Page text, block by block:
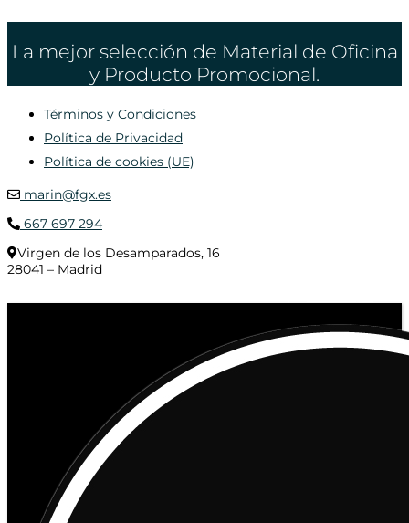
La mejor selección de Material de Oficina
y Producto Promocional.
Términos y Condiciones
Política de Privacidad
Política de cookies (UE)
marin@fgx.es
667 697 294
Virgen de los Desamparados, 16
28041 – Madrid